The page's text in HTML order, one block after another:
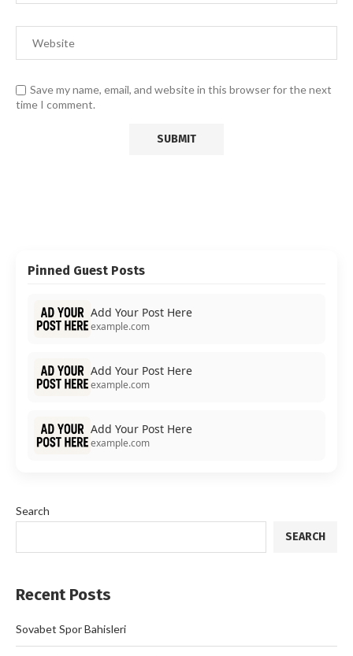
Save my name, email, and website in this browser for the next
time I comment.
Pinned Guest Posts
Add Your Post Here
example.com
Add Your Post Here
example.com
Add Your Post Here
example.com
Search
SEARCH
Recent Posts
Sovabet Spor Bahisleri